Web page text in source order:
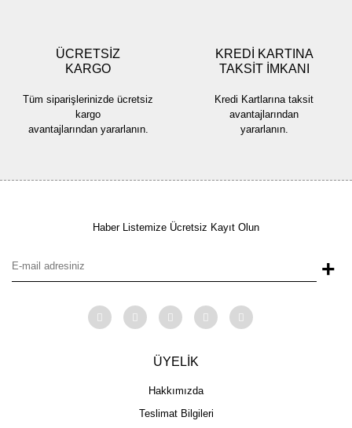
ÜCRETSİZ
KARGO
Tüm siparişlerinizde ücretsiz
kargo
avantajlarından yararlanın.
KREDİ KARTINA
TAKSİT İMKANI
Kredi Kartlarına taksit
avantajlarından
yararlanın.
Haber Listemize Ücretsiz Kayıt Olun
+
ÜYELİK
Hakkımızda
Teslimat Bilgileri